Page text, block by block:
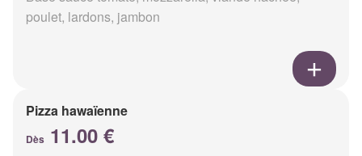
poulet, lardons, jambon
Pizza hawaïenne
Dès 11.00 €